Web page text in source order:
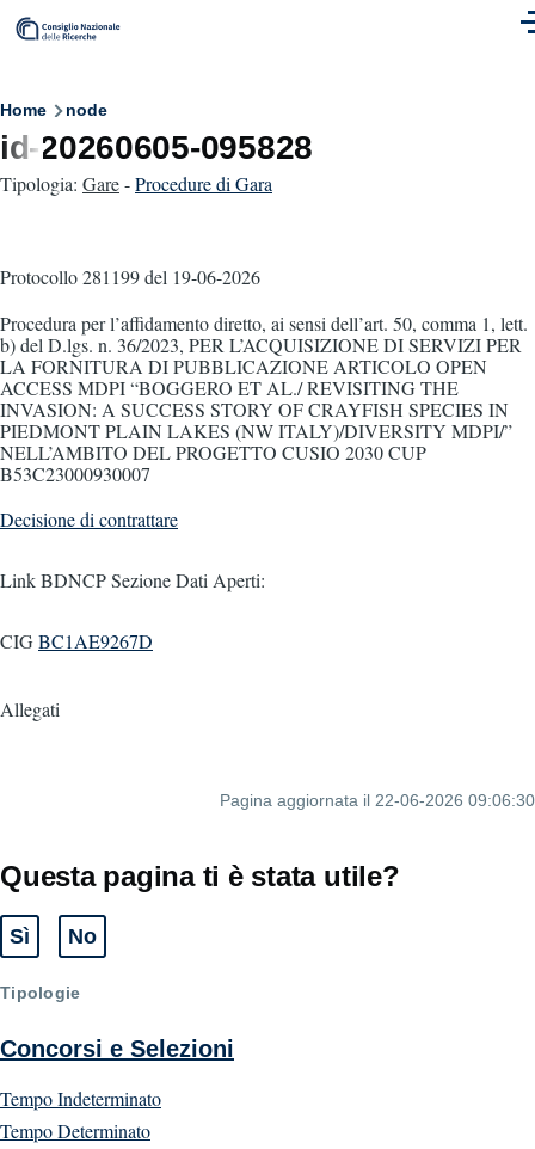
Skip to main content
Breadcrumb
Home node
id-20260605-095828
Tipologia: Gare-Procedure di Gara
Protocollo 281199del 19-06-2026
Procedura per l’affidamento diretto, ai sensi dell’art. 50, comma 1, lett.
b) del D.lgs. n. 36/2023, PER L’ACQUISIZIONE DI SERVIZI PER
LA FORNITURA DI PUBBLICAZIONE ARTICOLO OPEN
ACCESS MDPI “BOGGERO ET AL./ REVISITING THE
INVASION: A SUCCESS STORY OF CRAYFISH SPECIES IN
PIEDMONT PLAIN LAKES (NW ITALY)/DIVERSITY MDPI/”
NELL’AMBITO DEL PROGETTO CUSIO 2030 CUP
B53C23000930007
Decisione di contrattare
Link BDNCP Sezione Dati Aperti:
CIGBC1AE9267D
Allegati
Pagina aggiornata il 22-06-2026 09:06:30
Questa pagina ti è stata utile?
Sì
Tipologie
Concorsi e Selezioni
Tempo Indeterminato
Tempo Determinato